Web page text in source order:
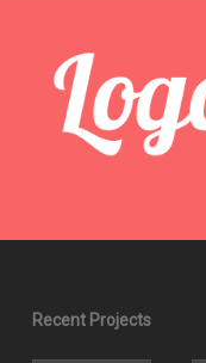
Recent Projects